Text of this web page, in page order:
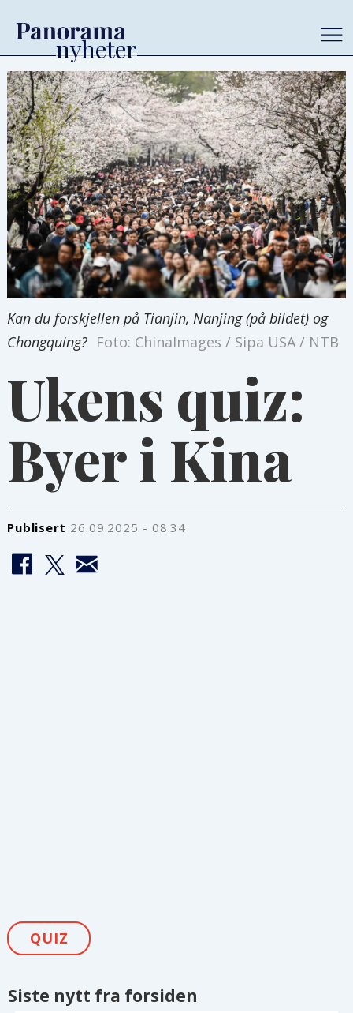
Kan du forskjellen på Tianjin, Nanjing (på bildet) og
Chongquing? Foto: ChinaImages / Sipa USA / NTB
Ukens quiz:
Byer i Kina
Publisert 26.09.2025 - 08:34
QUIZ
Siste nytt fra forsiden